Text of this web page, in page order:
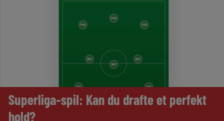
Superliga-spil: Kan du drafte et perfekt
hold?